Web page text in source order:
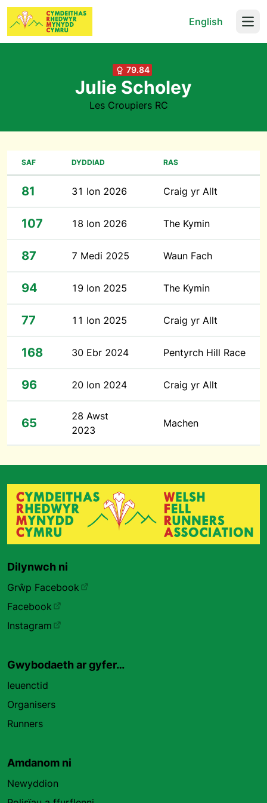
English
79.84
Julie Scholey
Les Croupiers RC
SAF DYDDIAD RAS
81 31 Ion 2026 Craig yr Allt
107 18 Ion 2026 The Kymin
87 7 Medi 2025 Waun Fach
94 19 Ion 2025 The Kymin
77 11 Ion 2025 Craig yr Allt
168 30 Ebr 2024 Pentyrch Hill Race
96 20 Ion 2024 Craig yr Allt
65
28 Awst
2023
Machen
Dilynwch ni
Grŵp Facebook
Facebook
Instagram
Gwybodaeth ar gyfer…
Ieuenctid
Organisers
Runners
Amdanom ni
Newyddion